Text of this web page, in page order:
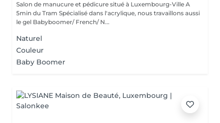
Salon de manucure et pédicure situé à Luxembourg-Ville A
5min du Tram Spécialisé dans l'acrylique, nous travaillons aussi
le gel Babyboomer/ French/ N...
Naturel
Couleur
Baby Boomer